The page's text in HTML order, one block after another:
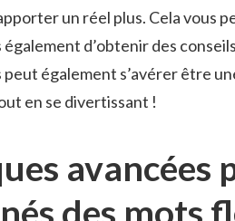
un réel plus. Cela vous
d’obtenir des
également s’avérer être
en se divertissant !
avancées
des mots